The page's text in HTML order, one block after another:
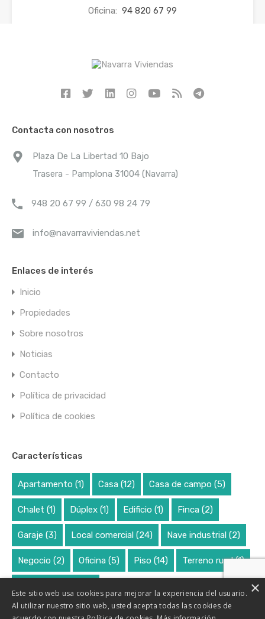
Oficina: 94 820 67 99
Correo electrónico: info@navarraviviendas.net
Correo electrónico
Pólítica de Privacidad.
Al marcar esta casilla declaro haber leído y
WhatsApp
Enviar mensaje
Encuentra tu casa
encabezado.
Contacta con nosotros
Plaza De La Libertad 10 Bajo
Trasera - Pamplona 31004 (Navarra)
948 20 67 99 / 630 98 24 79
info@navarraviviendas.net
Enlaces de interés
Inicio
Propiedades
Sobre nosotros
Noticias
Contacto
Política de privacidad
Política de cookies
Características
Apartamento (1) Casa (12) Casa de campo (5)
Chalet (1) Dúplex (1) Edificio (1) Finca (2)
Garaje (3) Local comercial (24) Nave industrial (2)
Negocio (2) Oficina (5) Piso (14) Terreno rural(1)
×
Este sitio web usa cookies para mejorar la experiencia del usuario.
Al utilizar nuestro sitio web, usted acepta todas las cookies de